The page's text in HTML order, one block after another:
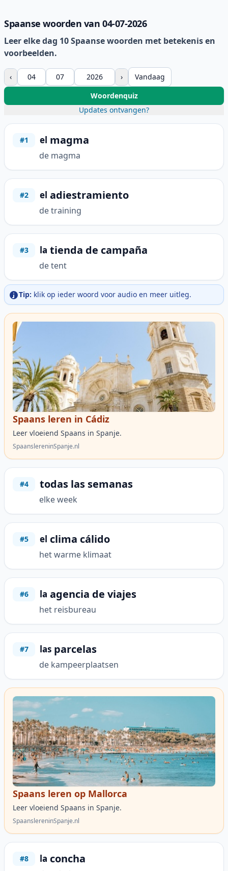
Spaanse woorden van 04-07-2026
Leer elke dag 10 Spaanse woorden met betekenis en
voorbeelden.
‹ ›
Vandaag
Woordenquiz
Updates ontvangen?
#1 el magma
de magma
#2 el adiestramiento
de training
#3 la tienda de campaña
de tent
Tip: klik op ieder woord voor audio en meer uitleg.
Spaans leren in Cádiz
Leer vloeiend Spaans in Spanje.
SpaanslereninSpanje.nl
#4 todas las semanas
elke week
#5 el clima cálido
het warme klimaat
#6 la agencia de viajes
het reisbureau
#7 las parcelas
de kampeerplaatsen
Spaans leren op Mallorca
Leer vloeiend Spaans in Spanje.
SpaanslereninSpanje.nl
#8 la concha